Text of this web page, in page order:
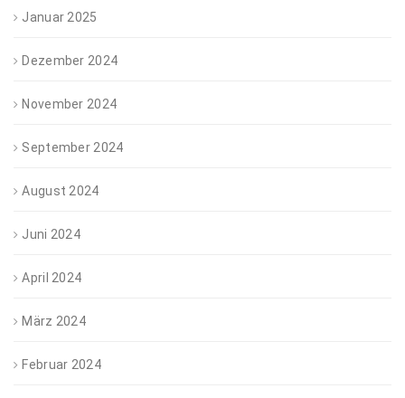
Januar 2025
Dezember 2024
November 2024
September 2024
August 2024
Juni 2024
April 2024
März 2024
Februar 2024